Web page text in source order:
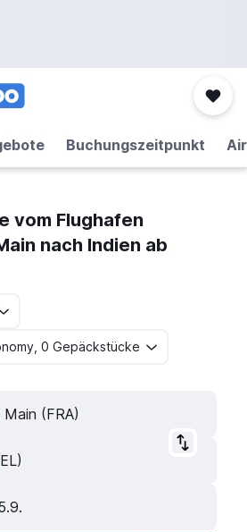
Buchungszeitpunkt
vom Flughafen
nach Indien ab
0 Gepäckstücke
(FRA)